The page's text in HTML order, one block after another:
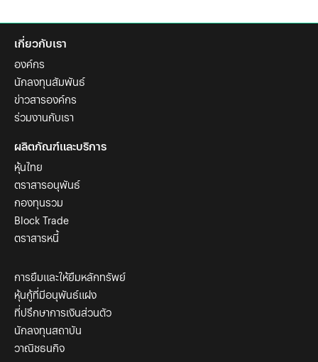
เกี่ยวกับเรา
องค์กร
นักลงทุนสัมพันธ์
ข่าวสารองค์กร
ร่วมงานกับเรา
ผลิตภัณฑ์และบริการ
หุ้นไทย
ตราสารอนุพันธ์
กองทุนรวม
Block Trade
ตราสารหนี้
การยืมและให้ยืมหลักทรัพย์
หุ้นกู้ที่มีอนุพันธ์แฝง
ที่ปรึกษาการเงินส่วนตัว
นักลงทุนสถาบัน
วาณิชธนกิจ